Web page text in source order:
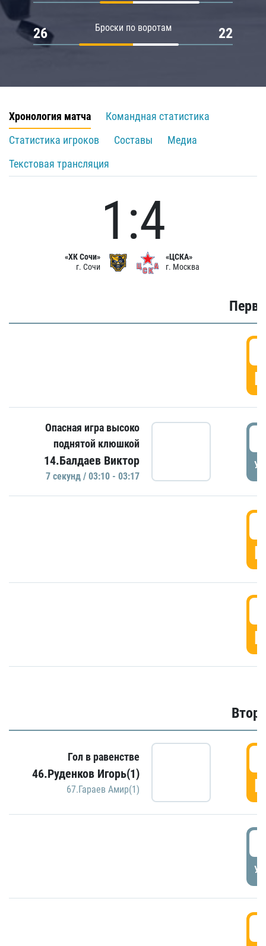
Броски по воротам
26 22
Хронология матча
Командная статистика
Статистика игроков
Составы
Медиа
Текстовая трансляция
«ХК Сочи»
г. Сочи
1:4
«ЦСКА»
г. Москва
Опасная игра высоко
поднятой клюшкой
14.Балдаев Виктор
7 секунд / 03:10 - 03:17
Гол в равенстве
46.Руденков Игорь(1)
67.Гараев Амир(1)